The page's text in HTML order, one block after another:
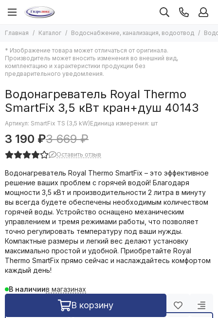
Водоснабжение, канализация, водоотвод
Водонагреватели
Водонагреватели
Водонагреватели накопительные
Проточные водонагреватели
Косвенные водонагреватели
Насосы
Автоматика систем водоснабжения
Системы защиты от протечек
Средства монтажа водоснабжения
Кабель греющий в водопровод
Канализация и водоотведение
Гибкие подводки
Смесители воды
Гидропневмобаки
Люки сантехнические
Трубы, фитинги и арматура
Системы полива
Фильтрация воды
Емкости, баки
Главная Каталог Водоснабжение, канализация, водоотвод
* Изображение товара может отличаться от оригинала.
Производитель может вносить изменения во внешний вид,
комплектацию и характеристики продукции без
предварительного уведомления.
Водонагреватель Royal Thermo
SmartFix 3,5 кВт кран+душ 40143
Артикул: SmartFix TS (3,5 kW)Единица измерения: шт
3 190 ₽3 669 ₽
Оставить отзыв
Водонагреватель Royal Thermo SmartFix – это эффективное
решение ваших проблем с горячей водой! Благодаря
мощности 3,5 кВт и производительности 2 литра в минуту
вы всегда будете обеспечены необходимым количеством
горячей воды. Устройство оснащено механическим
управлением и тремя режимами работы, что позволяет
точно регулировать температуру под ваши нужды.
Компактные размеры и легкий вес делают установку
максимально простой и удобной. Приобретайте Royal
Thermo SmartFix прямо сейчас и наслаждайтесь комфортом
каждый день!
В наличии в магазинах
В корзину